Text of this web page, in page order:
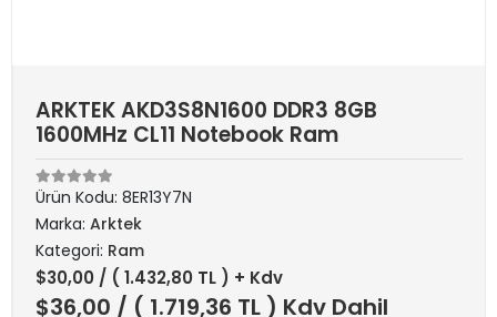
ARKTEK AKD3S8N1600 DDR3 8GB
1600MHz CL11 Notebook Ram
Ürün Kodu: 8ER13Y7N
Marka: Arktek
Kategori: Ram
$30,00 / ( 1.432,80 TL ) + Kdv
$36,00 / ( 1.719,36 TL ) Kdv Dahil